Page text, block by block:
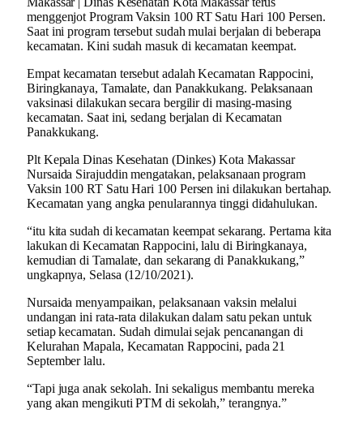
menggenjot Program Vaksin 100 RT Satu Hari 100 Persen.
Saat ini program tersebut sudah mulai berjalan di beberapa
kecamatan. Kini sudah masuk di kecamatan keempat.
Empat kecamatan tersebut adalah Kecamatan Rappocini,
Biringkanaya, Tamalate, dan Panakkukang. Pelaksanaan
vaksinasi dilakukan secara bergilir di masing-masing
kecamatan. Saat ini, sedang berjalan di Kecamatan
Panakkukang.
Plt Kepala Dinas Kesehatan (Dinkes) Kota Makassar
Nursaida Sirajuddin mengatakan, pelaksanaan program
Vaksin 100 RT Satu Hari 100 Persen ini dilakukan bertahap.
Kecamatan yang angka penularannya tinggi didahulukan.
“itu kita sudah di kecamatan keempat sekarang. Pertama kita
lakukan di Kecamatan Rappocini, lalu di Biringkanaya,
kemudian di Tamalate, dan sekarang di Panakkukang,”
ungkapnya, Selasa (12/10/2021).
Nursaida menyampaikan, pelaksanaan vaksin melalui
undangan ini rata-rata dilakukan dalam satu pekan untuk
setiap kecamatan. Sudah dimulai sejak pencanangan di
Kelurahan Mapala, Kecamatan Rappocini, pada 21
September lalu.
“Tapi juga anak sekolah. Ini sekaligus membantu mereka
yang akan mengikuti PTM di sekolah,” terangnya.”